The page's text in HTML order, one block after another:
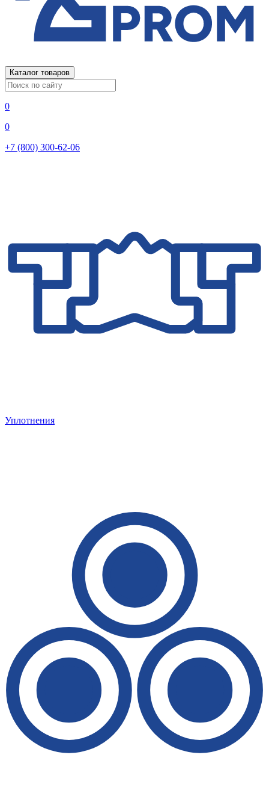
Каталог товаров
0
0
+7 (800) 300-62-06
Уплотнения